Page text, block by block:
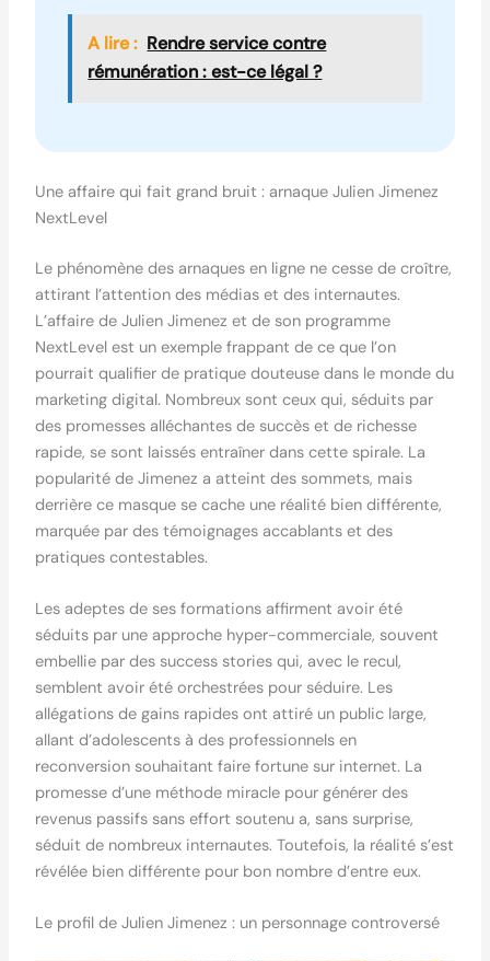
A lire : Rendre service contre
rémunération : est-ce légal ?
Une affaire qui fait grand bruit : arnaque Julien Jimenez
NextLevel
Le phénomène des arnaques en ligne ne cesse de croître,
attirant l’attention des médias et des internautes.
L’affaire de Julien Jimenez et de son programme
NextLevel est un exemple frappant de ce que l’on
pourrait qualifier de pratique douteuse dans le monde du
marketing digital. Nombreux sont ceux qui, séduits par
des promesses alléchantes de succès et de richesse
rapide, se sont laissés entraîner dans cette spirale. La
popularité de Jimenez a atteint des sommets, mais
derrière ce masque se cache une réalité bien différente,
marquée par des témoignages accablants et des
pratiques contestables.
Les adeptes de ses formations affirment avoir été
séduits par une approche hyper-commerciale, souvent
embellie par des success stories qui, avec le recul,
semblent avoir été orchestrées pour séduire. Les
allégations de gains rapides ont attiré un public large,
allant d’adolescents à des professionnels en
reconversion souhaitant faire fortune sur internet. La
promesse d’une méthode miracle pour générer des
revenus passifs sans effort soutenu a, sans surprise,
séduit de nombreux internautes. Toutefois, la réalité s’est
révélée bien différente pour bon nombre d’entre eux.
Le profil de Julien Jimenez : un personnage controversé